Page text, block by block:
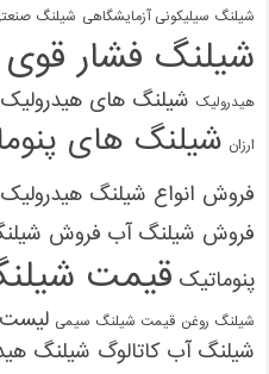
شیلنگ سیلیکونی آزمایشگاهی شیلنگ
شیلنگ فشار
هیدرولیک شیلنگ های
ارزان شیلنگ های
فروش انواع شیلنگ هیدرولیک
فروش شیلنگ آب فروش
پنوماتیک قیمت
شیلنگ روغن قیمت شیلنگ سیمی
شیلنگ آب کاتالوگ شیلنگ